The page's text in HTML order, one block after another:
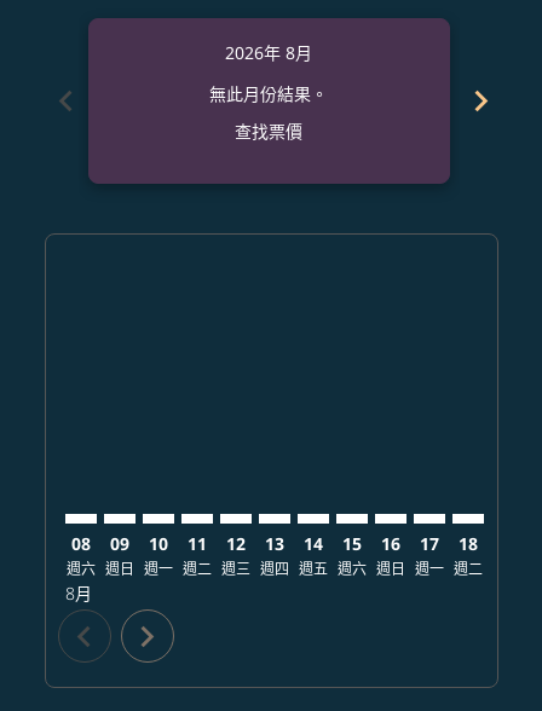
chevron_left
2026年 8月
無此月份結果。
查找票價
chevron_right
08
週六
8月
09
週日
10
週一
11
週二
12
週三
13
週四
14
週五
15
週六
16
週日
17
週一
18
週二
chevron_left chevron_right